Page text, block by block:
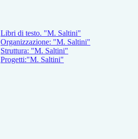
Libri di testo. "M. Saltini"
Organizzazione: "M. Saltini"
Struttura: "M. Saltini"
Progetti:"M. Saltini"